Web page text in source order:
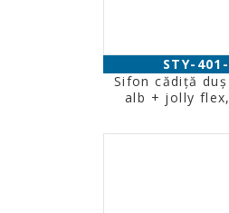
STY-401-
Sifon cădiţă
alb + jolly